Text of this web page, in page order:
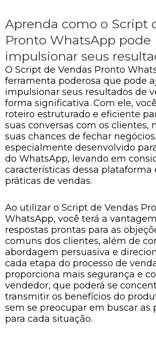
Aprenda como o Script
Pronto WhatsApp pode
impulsionar seus
O Script de Vendas Pronto
ferramenta poderosa que pode
impulsionar seus resultados de
forma significativa. Com ele,
roteiro estruturado e eficiente
suas conversas com os clientes,
suas chances de fechar
especialmente desenvolvido
do WhatsApp, levando em
características dessa plataforma
práticas de vendas.
Ao utilizar o Script de Vendas
WhatsApp, você terá a
respostas prontas para as
comuns dos clientes, além de
abordagem persuasiva e
cada etapa do processo de
proporciona mais segurança e
vendedor, que poderá se
transmitir os benefícios do
sem se preocupar em buscar as
para cada situação.